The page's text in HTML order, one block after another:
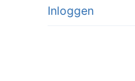
Inloggen